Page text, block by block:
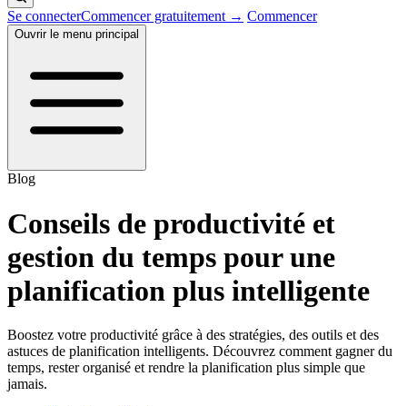
Se connecterCommencer gratuitement → Commencer
Ouvrir le menu principal
Blog
Conseils de productivité et
gestion du temps pour une
planification plus intelligente
Boostez votre productivité grâce à des stratégies, des outils et des
astuces de planification intelligents. Découvrez comment gagner du
temps, rester organisé et rendre la planification plus simple que
jamais.